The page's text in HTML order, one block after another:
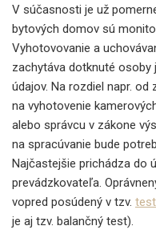
V súčasnosti je už
bytových domov sú
Vyhotovovanie a
zachytáva dotknuté osoby
údajov. Na rozdiel napr.
na vyhotovenie
alebo správcu v zákone
na spracúvanie bude
Najčastejšie prichádza do
prevádzkovateľa.
vopred posúdený v tzv.
je aj tzv. balančný test).